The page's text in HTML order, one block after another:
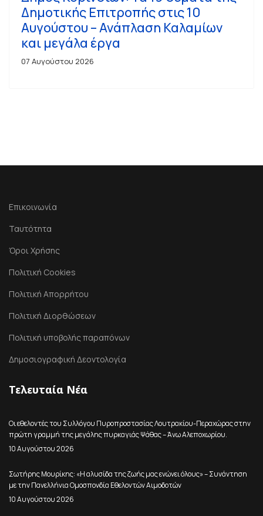
Δημοτικής Επιτροπής στις 10
Αυγούστου – Ανάπλαση Καλαμίων
και μεγάλα έργα
07 Αυγούστου 2026
Επικοινωνία
Ταυτότητα
Όροι Χρήσης
Πολιτική Cookies
Πολιτική Απορρήτου
Πολιτική Διορθώσεων
Πολιτική υποβολής παραπόνων
Δημοσιογραφική Δεοντολογία
Τελευταία Νέα
Οι εθελοντές του Συλλόγου Πυροπροστασίας Λουτρακίου-Περαχώρας στην
πρώτη γραμμή της μεγάλης πυρκαγιάς Ψάθας – Άνω Αλεποχωρίου.
10 Αυγούστου 2026
Σωτήρης Μουρίκης: «Η αλυσίδα της ζωής μας ενώνει όλους» – Συνάντηση
με την Πανελλήνια Ομοσπονδία Εθελοντών Αιμοδοτών
10 Αυγούστου 2026